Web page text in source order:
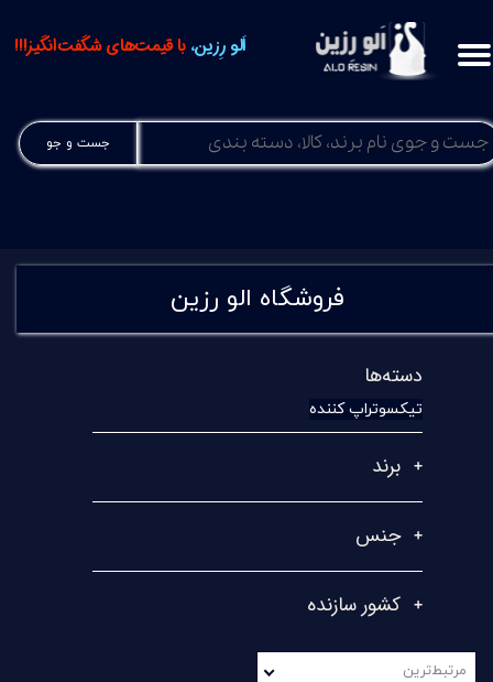
جست و جو
اَلو رِزین، با قیمت‌های شگفت‌انگیز!!!
فروشگاه الو رزین
دسته‌ها
تیکسوتراپ کننده
برند
جنس
کشور سازنده
مرتبط‌ترین